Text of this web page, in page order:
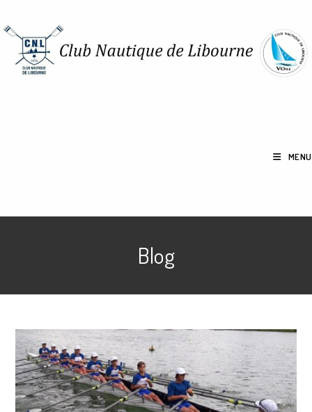
MENU
Blog